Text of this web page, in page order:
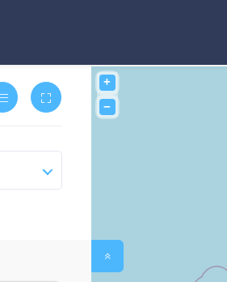
+
−